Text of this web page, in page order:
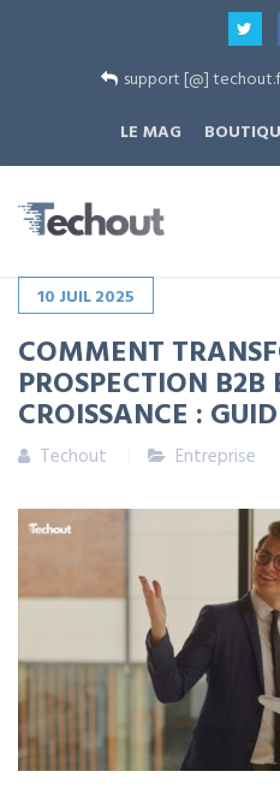
support [@]
LE MAG
10 JUIL2025
COMMENT
PROSPECTION
CROISSANCE :
Techout Entreprise